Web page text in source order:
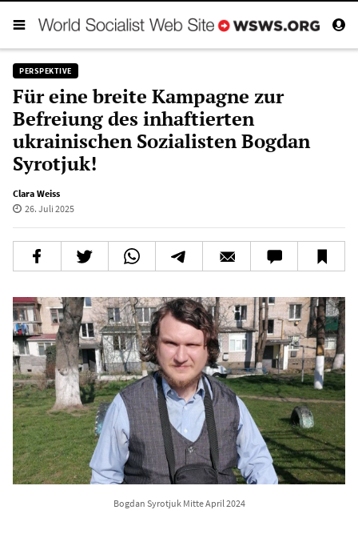
PERSPEKTIVE
Für eine breite Kampagne zur
Befreiung des inhaftierten
ukrainischen Sozialisten Bogdan
Syrotjuk!
Clara Weiss
26. Juli 2025
Bogdan Syrotjuk Mitte April 2024